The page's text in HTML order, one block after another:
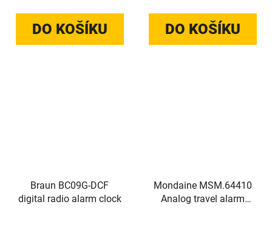
DO KOŠÍKU DO KOŠÍKU
Braun BC09G-DCF
digital radio alarm clock
Mondaine MSM.64410
Analog travel alarm